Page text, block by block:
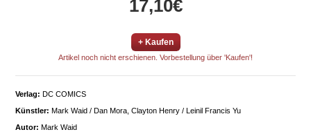
17,10€
+ Kaufen
Artikel noch nicht erschienen. Vorbestellung über 'Kaufen'!
Verlag: DC COMICS
Künstler: Mark Waid / Dan Mora, Clayton Henry / Leinil Francis Yu
Autor: Mark Waid